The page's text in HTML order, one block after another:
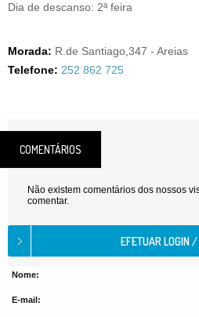
Dia de descanso: 2ª feira
Morada: R.de Santiago,347 - Areias
Telefone: 252 862 725
COMENTÁRIOS
Não existem comentários dos nossos
comentar.
Nome:
E-mail: